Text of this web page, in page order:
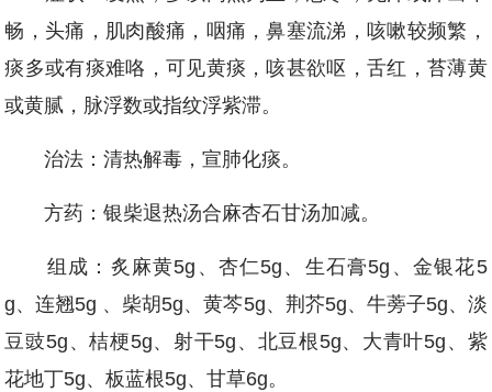
畅，头痛，肌肉酸痛，咽痛，鼻塞流涕，咳嗽较频繁，
痰多或有痰难咯，可见黄痰，咳甚欲呕，舌红，苔薄黄
或黄腻，脉浮数或指纹浮紫滞。
治法：清热解毒，宣肺化痰。
方药：银柴退热汤合麻杏石甘汤加减。
组成：炙麻黄5g、杏仁5g、生石膏5g、金银花5
g、连翘5g 、柴胡5g、黄芩5g、荆芥5g、牛蒡子5g、淡
豆豉5g、桔梗5g、射干5g、北豆根5g、大青叶5g、紫
花地丁5g、板蓝根5g、甘草6g。